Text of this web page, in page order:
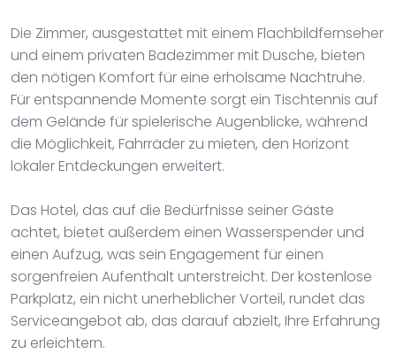
Die Zimmer, ausgestattet mit einem Flachbildfernseher
und einem privaten Badezimmer mit Dusche, bieten
den nötigen Komfort für eine erholsame Nachtruhe.
Für entspannende Momente sorgt ein Tischtennis auf
dem Gelände für spielerische Augenblicke, während
die Möglichkeit, Fahrräder zu mieten, den Horizont
lokaler Entdeckungen erweitert.
Das Hotel, das auf die Bedürfnisse seiner Gäste
achtet, bietet außerdem einen Wasserspender und
einen Aufzug, was sein Engagement für einen
sorgenfreien Aufenthalt unterstreicht. Der kostenlose
Parkplatz, ein nicht unerheblicher Vorteil, rundet das
Serviceangebot ab, das darauf abzielt, Ihre Erfahrung
zu erleichtern.